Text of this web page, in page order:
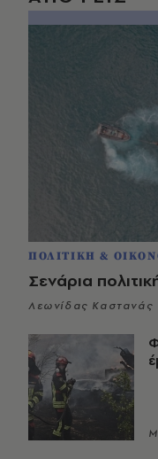
ΠΟΛΙΤΙΚΗ &
Σενάρια
Λεωνίδας Καστανάς